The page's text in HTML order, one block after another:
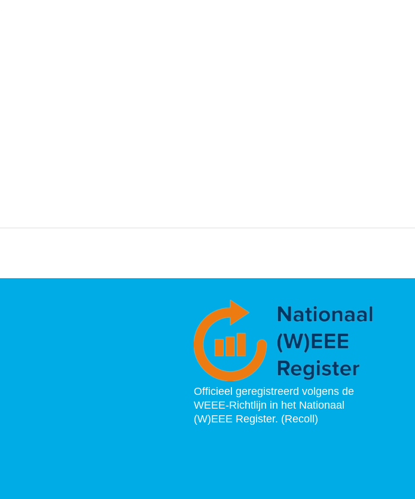
Officieel geregistreerd volgens de
WEEE-Richtlijn in het Nationaal
(W)EEE Register. (Recoll)